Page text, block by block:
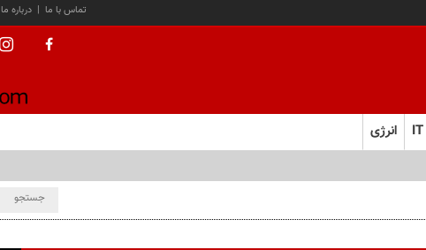
درباره ما | تماس با ما
IT انرژی